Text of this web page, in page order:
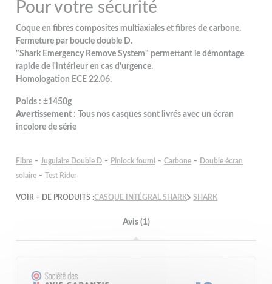
Pour votre sécurité
Coque en fibres composites multiaxiales et fibres de carbone.
Fermeture par boucle double D.
"Shark Emergency Remove System" permettant le démontage
rapide de l'intérieur en cas d'urgence.
Homologation ECE 22.06.
Poids : ±1450g
Avertissement : Tous nos casques sont livrés avec un écran
incolore de série
Fibre - Jugulaire Double D - Pinlock fourni -Carbone -
Double écran
solaire - Test Rider
VOIR + DE PRODUITS :CASQUE INTÉGRAL SHARK SHARK
Avis (1)